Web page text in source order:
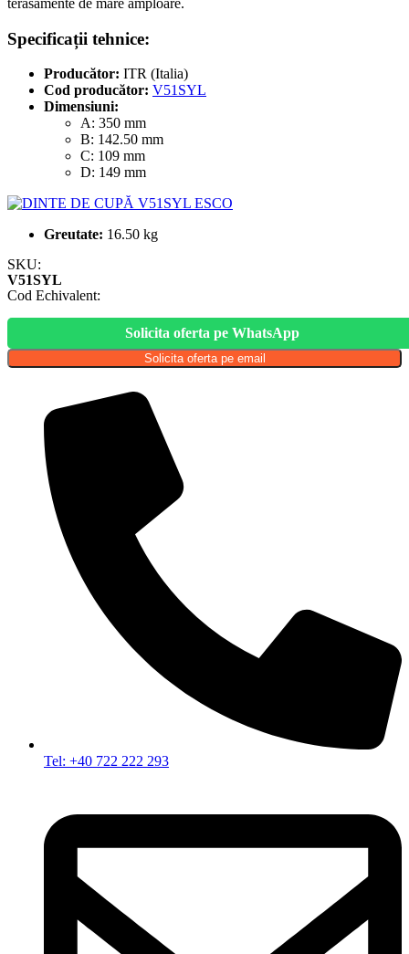
terasamente de mare amploare.
Specificații tehnice:
Producător: ITR (Italia)
Cod producător: V51SYL
Dimensiuni:
A: 350 mm
B: 142.50 mm
C: 109 mm
D: 149 mm
Greutate: 16.50 kg
SKU:
V51SYL
Cod Echivalent:
Solicita oferta pe WhatsApp
Solicita oferta pe email
Tel: +40 722 222 293